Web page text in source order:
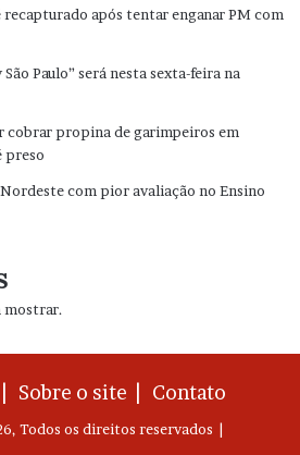
após tentar enganar PM com
Paulo” será nesta sexta-feira na
cobrar propina de garimpeiros em
preso
com pior avaliação no Ensino
mostrar.
Sobre o site | Contato
Todos os direitos reservados |